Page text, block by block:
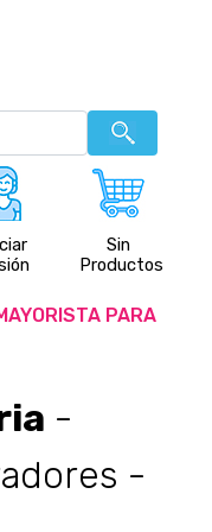
Sin
Productos
PARA
-
-